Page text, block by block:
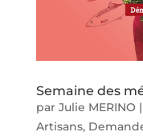
Semaine des
par Julie MERINO |
Artisans,